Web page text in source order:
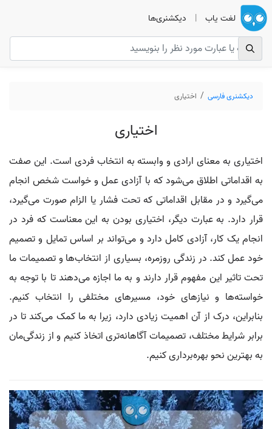
لغت یاب | دیکشنری‌ها
دیکشنری فارسی اختیاری
اختیاری
اختیاری به معنای ارادی و وابسته به انتخاب فردی است. این صفت
به اقداماتی اطلاق می‌شود که با آزادی عمل و خواست شخص انجام
می‌گیرد و در مقابل اقداماتی که تحت فشار یا الزام صورت می‌گیرد،
قرار دارد. به عبارت دیگر، اختیاری بودن به این معناست که فرد در
انجام یک کار، آزادی کامل دارد و می‌تواند بر اساس تمایل و تصمیم
خود عمل کند. در زندگی روزمره، بسیاری از انتخاب‌ها و تصمیمات ما
تحت تاثیر این مفهوم قرار دارند و به ما اجازه می‌دهند تا با توجه به
خواسته‌ها و نیازهای خود، مسیرهای مختلفی را انتخاب کنیم.
بنابراین، درک از آن اهمیت زیادی دارد، زیرا به ما کمک می‌کند تا در
برابر شرایط مختلف، تصمیمات آگاهانه‌تری اتخاذ کنیم و از زندگی‌مان
به بهترین نحو بهره‌برداری کنیم.